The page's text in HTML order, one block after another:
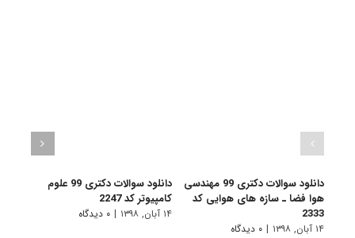
دانلود سوالات دکتری 99 مهندسی
هوا فضا ـ سازه های هوایی کد
2333
۱۴ آبان, ۱۳۹۸ | ۰ دیدگاه
دانلود سوالات دکتری 99 علوم
کامپیوتر کد 2247
۱۴ آبان, ۱۳۹۸ | ۰ دیدگاه